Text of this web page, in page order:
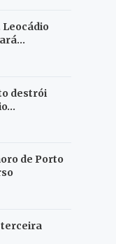
Leocádio
destrói
de Porto
terceira